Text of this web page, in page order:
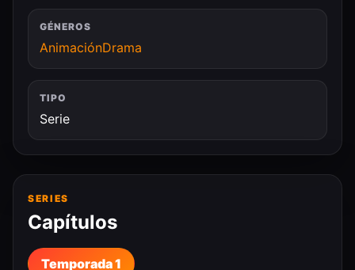
GÉNEROS
AnimaciónDrama
TIPO
Serie
SERIES
Capítulos
Temporada 1